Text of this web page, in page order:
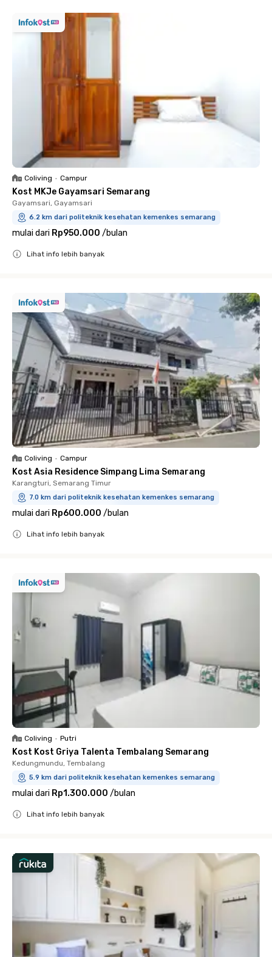
Coliving • Campur
Kost MKJe Gayamsari Semarang
Gayamsari, Gayamsari
6.2 km dari politeknik kesehatan kemenkes semarang
mulai dari Rp950.000 /bulan
Lihat info lebih banyak
Coliving • Campur
Kost Asia Residence Simpang Lima Semarang
Karangturi, Semarang Timur
7.0 km dari politeknik kesehatan kemenkes semarang
mulai dari Rp600.000 /bulan
Lihat info lebih banyak
Coliving • Putri
Kost Kost Griya Talenta Tembalang Semarang
Kedungmundu, Tembalang
5.9 km dari politeknik kesehatan kemenkes semarang
mulai dari Rp1.300.000 /bulan
Lihat info lebih banyak